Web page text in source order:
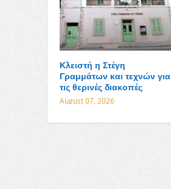
Κλειστή η Στέγη
Γραμμάτων και τεχνών για
τις θερινές διακοπές
August 07, 2026